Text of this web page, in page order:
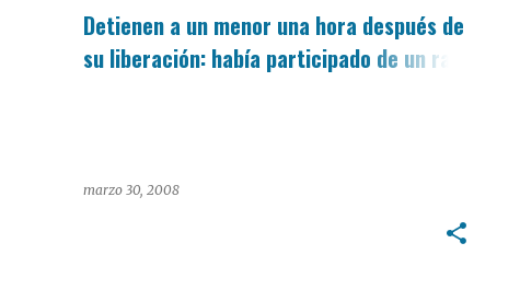
Detienen a un menor una hora después de
su liberación: había participado de un raíd
marzo 30, 2008